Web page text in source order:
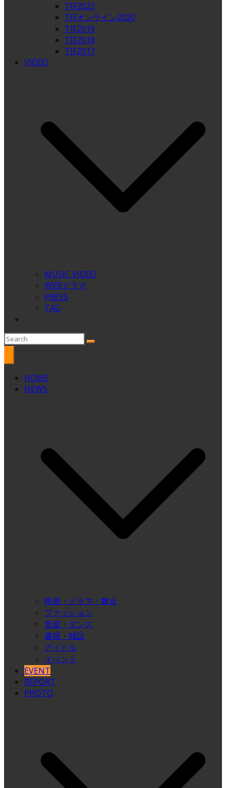
TIF2022
TIFオンライン2020
TIF2019
TIF2018
TIF2017
VIDEO
MUSIC VIDEO
WEBドラマ
PRESS
TAG
HOME
NEWS
映画・ドラマ・舞台
ファッション
音楽・ダンス
書籍・雑誌
アイドル
イベント
EVENT
REPORT
PHOTO